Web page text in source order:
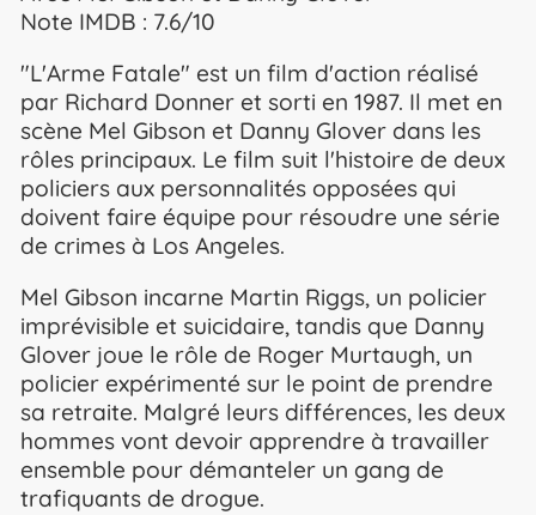
Note IMDB : 7.6/10
"L'Arme Fatale" est un film d'action réalisé
par Richard Donner et sorti en 1987. Il met en
scène Mel Gibson et Danny Glover dans les
rôles principaux. Le film suit l'histoire de deux
policiers aux personnalités opposées qui
doivent faire équipe pour résoudre une série
de crimes à Los Angeles.
Mel Gibson incarne Martin Riggs, un policier
imprévisible et suicidaire, tandis que Danny
Glover joue le rôle de Roger Murtaugh, un
policier expérimenté sur le point de prendre
sa retraite. Malgré leurs différences, les deux
hommes vont devoir apprendre à travailler
ensemble pour démanteler un gang de
trafiquants de drogue.